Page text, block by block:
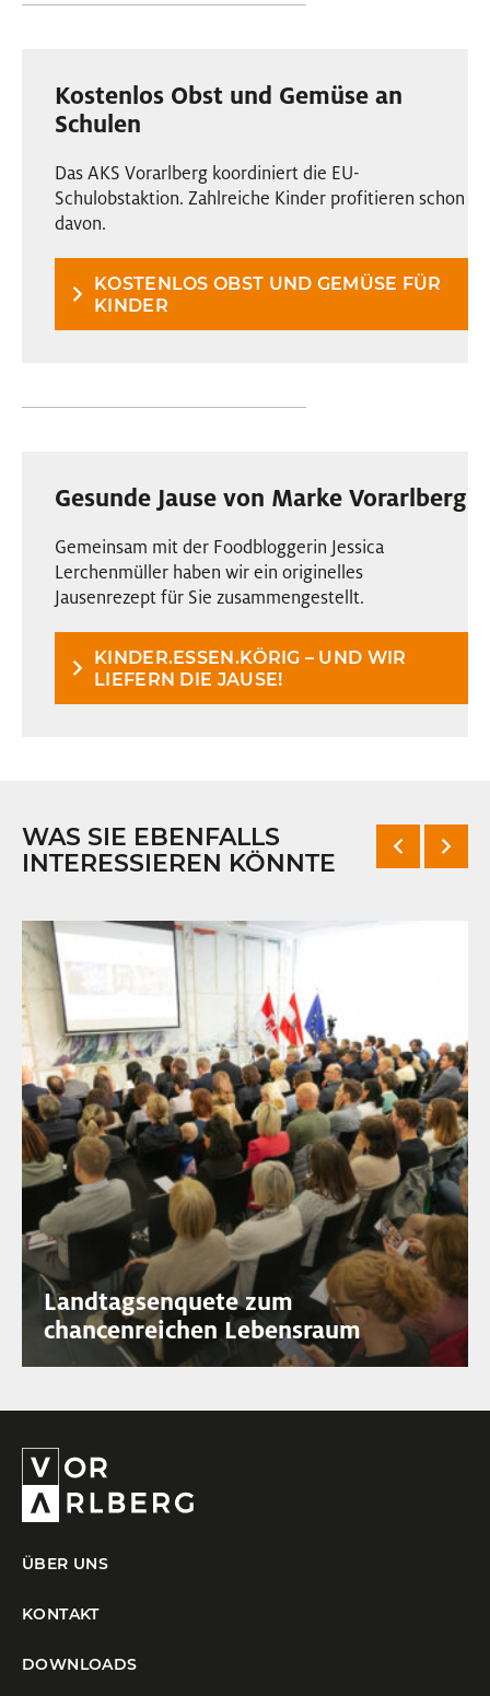
Kostenlos Obst und Gemüse an
Schulen
Das AKS Vorarlberg koordiniert die EU-
Schulobstaktion. Zahlreiche Kinder profitieren schon
davon.
KOSTENLOS OBST UND GEMÜSE FÜR
KINDER
Gesunde Jause von Marke Vorarlberg
Gemeinsam mit der Foodbloggerin Jessica
Lerchenmüller haben wir ein originelles
Jausenrezept für Sie zusammengestellt.
KINDER.ESSEN.KÖRIG – UND WIR
LIEFERN DIE JAUSE!
WAS SIE EBENFALLS
INTERESSIEREN KÖNNTE
Landtagsenquete zum
chancenreichen Lebensraum
ÜBER UNS
KONTAKT
DOWNLOADS